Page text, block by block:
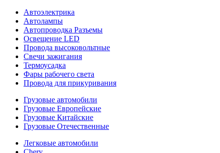
Автоэлектрика
Автолампы
Автопроводка Разъемы
Освещение LED
Провода высоковольтные
Свечи зажигания
Термоусадка
Фары рабочего света
Провода для прикуривания
Грузовые автомобили
Грузовые Европейские
Грузовые Китайские
Грузовые Отечественные
Легковые автомобили